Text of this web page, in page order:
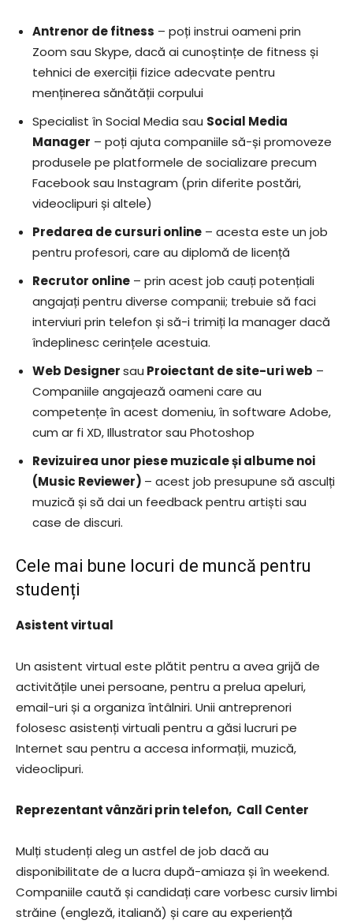
Antrenor de fitness – poți instrui oameni prin
Zoom sau Skype, dacă ai cunoștințe de fitness și
tehnici de exerciții fizice adecvate pentru
menținerea sănătății corpului
Specialist în Social Media sau Social Media
Manager – poți ajuta companiile să-și promoveze
produsele pe platformele de socializare precum
Facebook sau Instagram (prin diferite postări,
videoclipuri și altele)
Predarea de cursuri online – acesta este un job
pentru profesori, care au diplomă de licență
Recrutor online – prin acest job cauți potențiali
angajați pentru diverse companii; trebuie să faci
interviuri prin telefon și să-i trimiți la manager dacă
îndeplinesc cerințele acestuia.
Web Designersau Proiectant de site-uri web –
Companiile angajează oameni care au
competențe în acest domeniu, în software Adobe,
cum ar fi XD, Illustrator sau Photoshop
Revizuirea unor piese muzicale și albume noi
(Music Reviewer) – acest job presupune să asculți
muzică și să dai un feedback pentru artiști sau
case de discuri.
Cele mai bune locuri de muncă pentru
studenți
Asistent virtual
Un asistent virtual este plătit pentru a avea grijă de
activitățile unei persoane, pentru a prelua apeluri,
email-uri și a organiza întâlniri. Unii antreprenori
folosesc asistenți virtuali pentru a găsi lucruri pe
Internet sau pentru a accesa informații, muzică,
videoclipuri.
Reprezentant vânzări prin telefon, Call Center
Mulți studenți aleg un astfel de job dacă au
disponibilitate de a lucra după-amiaza și în weekend.
Companiile caută și candidați care vorbesc cursiv limbi
străine (engleză, italiană) și care au experiență